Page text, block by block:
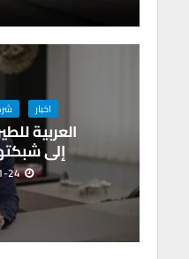
اخبار
العربية
إلى
24